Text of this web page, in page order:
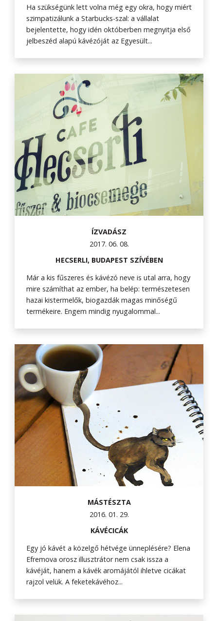
Ha szükségünk lett volna még egy okra, hogy miért
szimpatizálunk a Starbucks-szal: a vállalat
bejelentette, hogy idén októberben megnyitja első
jelbeszéd alapú kávézóját az Egyesült...
ÍZVADÁSZ
2017. 06. 08.
HECSERLI, BUDAPEST SZÍVÉBEN
Már a kis fűszeres és kávézó neve is utal arra, hogy
mire számíthat az ember, ha belép: természetesen
hazai kistermelők, biogazdák magas minőségű
termékeire. Engem mindig nyugalommal...
MÁSTÉSZTA
2016. 01. 29.
KÁVÉCICÁK
Egy jó kávét a közelgő hétvége ünneplésére? Elena
Efremova orosz illusztrátor nem csak issza a
kávéját, hanem a kávék aromájától ihletve cicákat
rajzol velük. A feketekávéhoz...